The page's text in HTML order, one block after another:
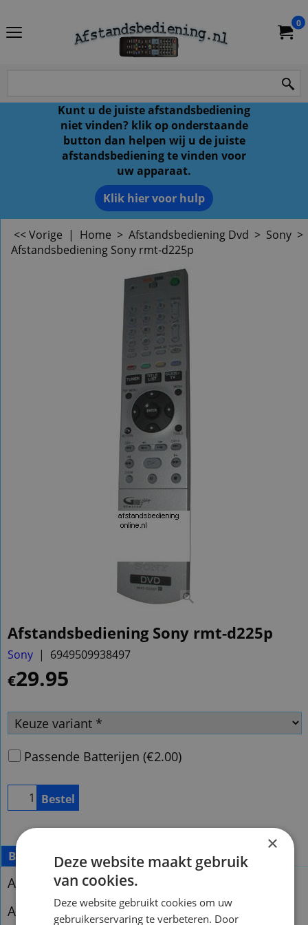
0
Kunt u de juiste afstandsbediening
niet vinden? klik op onderstaande
button dan helpen wij u de juiste
afstandsbediening te vinden voor
uw apparaat.
Klik hier voor hulp
<< Vorige | Home > Afstandsbediening Dvd > Sony >
Afstandsbediening Sony rmt-d225p
Afstandsbediening Sony rmt-d225p
Sony 6949509938497
€29.95
Passende Batterijen (€2.00)
Bestel
Beschrijving
Afstandsbediening Sony rmt-d225p
Afstandsbediening Sony rdr-hx717ec
×
Deze website maakt gebruik
van cookies.
Deze website gebruikt cookies om uw
gebruikerservaring te verbeteren. Door